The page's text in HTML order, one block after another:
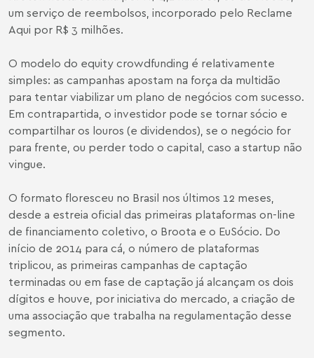
um serviço de reembolsos, incorporado pelo Reclame
Aqui por R$ 3 milhões.
O modelo do equity crowdfunding é relativamente
simples: as campanhas apostam na força da multidão
para tentar viabilizar um plano de negócios com sucesso.
Em contrapartida, o investidor pode se tornar sócio e
compartilhar os louros (e dividendos), se o negócio for
para frente, ou perder todo o capital, caso a startup não
vingue.
O formato floresceu no Brasil nos últimos 12 meses,
desde a estreia oficial das primeiras plataformas on-line
de financiamento coletivo, o Broota e o EuSócio. Do
início de 2014 para cá, o número de plataformas
triplicou, as primeiras campanhas de captação
terminadas ou em fase de captação já alcançam os dois
dígitos e houve, por iniciativa do mercado, a criação de
uma associação que trabalha na regulamentação desse
segmento.